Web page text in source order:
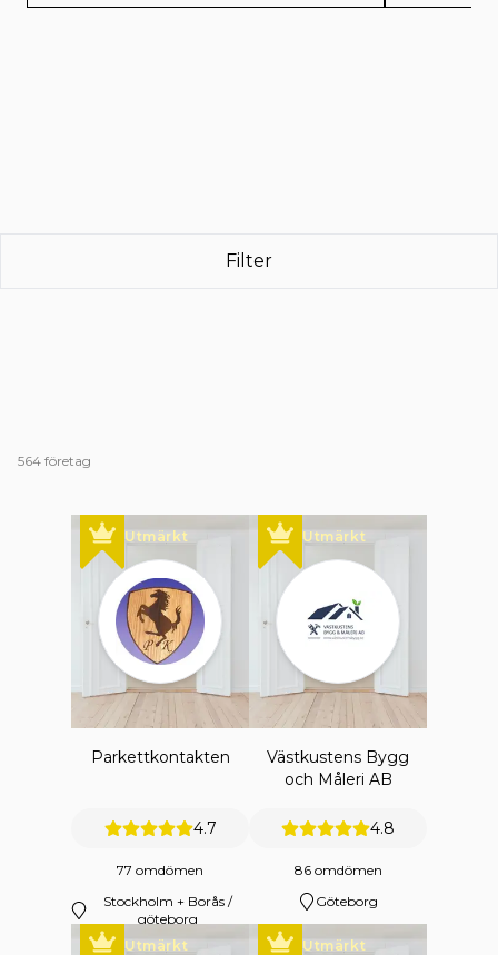
Filter
564 företag
Utmärkt
Parkettkontakten
4.7
77 omdömen
Stockholm + Borås /
göteborg
Utmärkt
Västkustens Bygg
och Måleri AB
4.8
86 omdömen
Göteborg
Utmärkt Utmärkt